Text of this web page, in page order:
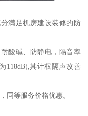
满足机房建设装修的防
酸碱、防静电，隔音率
118dB),其计权隔声改善
同等服务价格优惠。